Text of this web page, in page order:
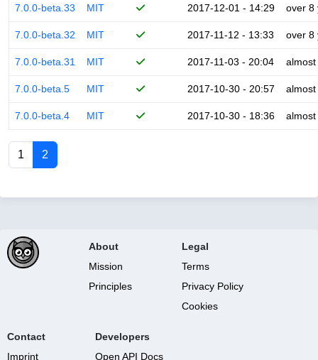
7.0.0-beta.33 MIT 2017-12-01 - 14:29 over 8
7.0.0-beta.32 MIT 2017-11-12 - 13:33 over 8
7.0.0-beta.31 MIT 2017-11-03 - 20:04
7.0.0-beta.5 MIT 2017-10-30 - 20:57
7.0.0-beta.4 MIT 2017-10-30 - 18:36
1 2
About
Mission
Principles
Legal
Terms
Privacy Policy
Cookies
Contact
Imprint
Developers
Open API Docs